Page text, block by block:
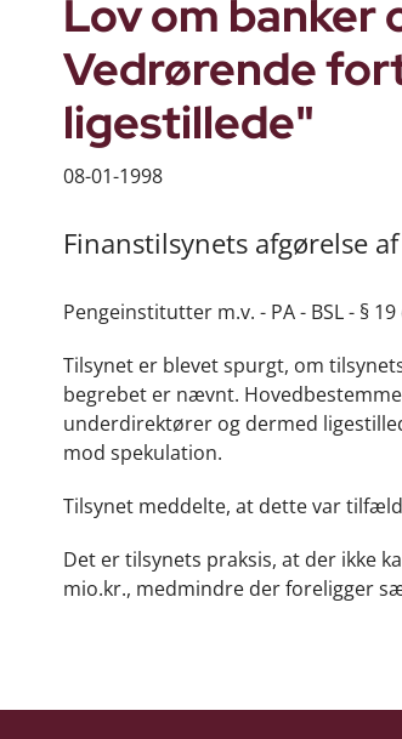
Lov om banker
Vedrørende
ligestillede"
08-01-1998
Finanstilsynets afgørelse
Pengeinstitutter m.v. - PA - BSL - § 19
Tilsynet er blevet spurgt, om
begrebet er nævnt.
underdirektører og dermed
mod spekulation.
Tilsynet meddelte, at dette var
Det er tilsynets praksis, at der ikke
mio.kr., medmindre der foreligger